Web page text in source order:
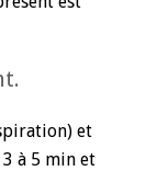
et
3 à 5 min et